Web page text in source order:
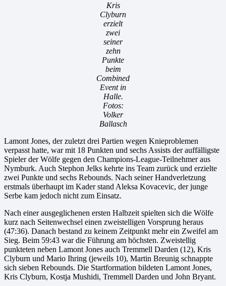
Kris
Clyburn
erzielt
zwei
seiner
zehn
Punkte
beim
Combined
Event in
Halle.
Fotos:
Volker
Ballasch
Lamont Jones, der zuletzt drei Partien wegen Knieproblemen
verpasst hatte, war mit 18 Punkten und sechs Assists der auffälligste
Spieler der Wölfe gegen den Champions-League-Teilnehmer aus
Nymburk. Auch Stephon Jelks kehrte ins Team zurück und erzielte
zwei Punkte und sechs Rebounds. Nach seiner Handverletzung
erstmals überhaupt im Kader stand Aleksa Kovacevic, der junge
Serbe kam jedoch nicht zum Einsatz.
Nach einer ausgeglichenen ersten Halbzeit spielten sich die Wölfe
kurz nach Seitenwechsel einen zweistelligen Vorsprung heraus
(47:36). Danach bestand zu keinem Zeitpunkt mehr ein Zweifel am
Sieg. Beim 59:43 war die Führung am höchsten. Zweistellig
punkteten neben Lamont Jones auch Tremmell Darden (12), Kris
Clyburn und Mario Ihring (jeweils 10), Martin Breunig schnappte
sich sieben Rebounds. Die Startformation bildeten Lamont Jones,
Kris Clyburn, Kostja Mushidi, Tremmell Darden und John Bryant.